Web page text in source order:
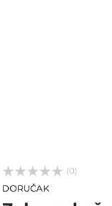


 (0)
DORUČAK